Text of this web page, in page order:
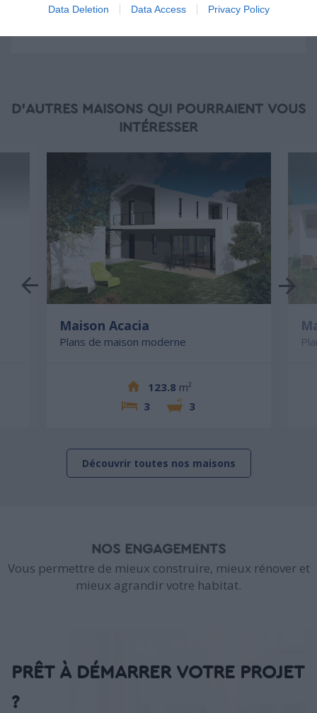
Data Deletion Data Access Privacy Policy
Je la veux !
D'AUTRES MAISONS QUI POURRAIENT VOUS
INTÉRESSER
Maison Acacia
Plans de maison moderne
123.8 m²
3
3
Découvrir toutes nos maisons
NOS ENGAGEMENTS
Vous permettre de mieux construire, mieux rénover et
mieux agrandir votre habitat.
PRÊT À DÉMARRER VOTRE PROJET
?